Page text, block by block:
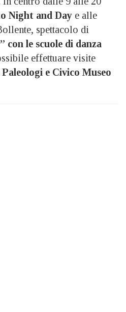
Night and Day e alle
spettacolo di
con le scuole di danza
effettuare visite
e Civico Museo